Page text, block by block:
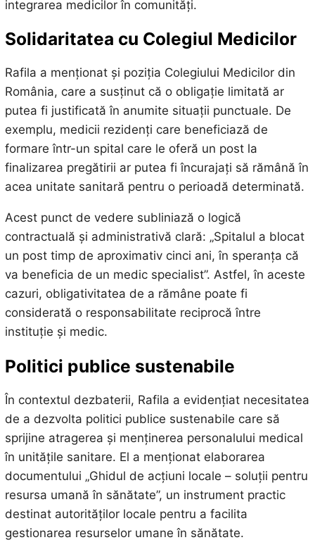
integrarea medicilor în comunități.
Solidaritatea cu Colegiul Medicilor
Rafila a menționat și poziția Colegiului Medicilor din
România, care a susținut că o obligație limitată ar
putea fi justificată în anumite situații punctuale. De
exemplu, medicii rezidenți care beneficiază de
formare într-un spital care le oferă un post la
finalizarea pregătirii ar putea fi încurajați să rămână în
acea unitate sanitară pentru o perioadă determinată.
Acest punct de vedere subliniază o logică
contractuală și administrativă clară: „Spitalul a blocat
un post timp de aproximativ cinci ani, în speranța că
va beneficia de un medic specialist”. Astfel, în aceste
cazuri, obligativitatea de a rămâne poate fi
considerată o responsabilitate reciprocă între
instituție și medic.
Politici publice sustenabile
În contextul dezbaterii, Rafila a evidențiat necesitatea
de a dezvolta politici publice sustenabile care să
sprijine atragerea și menținerea personalului medical
în unitățile sanitare. El a menționat elaborarea
documentului „Ghidul de acțiuni locale – soluții pentru
resursa umană în sănătate”, un instrument practic
destinat autorităților locale pentru a facilita
gestionarea resurselor umane în sănătate.